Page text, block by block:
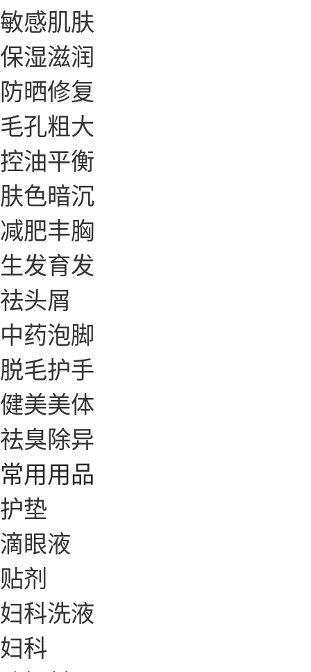
敏感肌肤
保湿滋润
防晒修复
毛孔粗大
控油平衡
肤色暗沉
减肥丰胸
生发育发
祛头屑
中药泡脚
脱毛护手
健美美体
祛臭除异
常用用品
护垫
滴眼液
贴剂
妇科洗液
妇科